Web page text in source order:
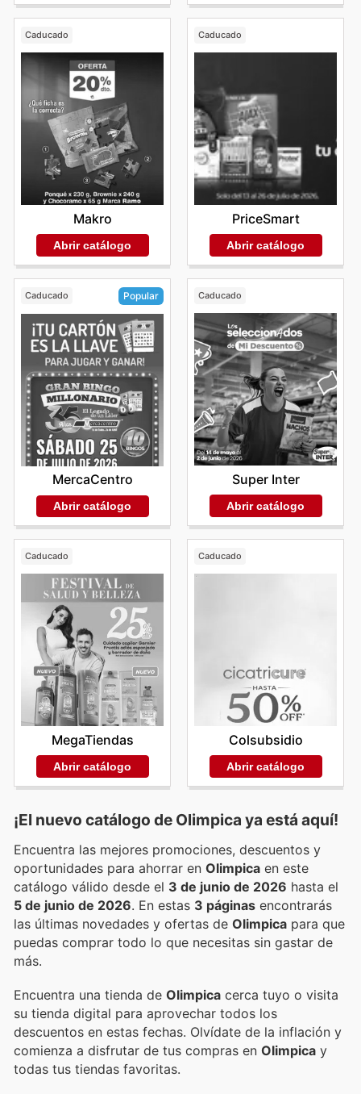
Caducado
Makro
Abrir catálogo
Caducado
PriceSmart
Abrir catálogo
Caducado Popular
MercaCentro
Abrir catálogo
Caducado
Super Inter
Abrir catálogo
Caducado
MegaTiendas
Abrir catálogo
Caducado
Colsubsidio
Abrir catálogo
¡El nuevo catálogo de Olimpica ya está aquí!
Encuentra las mejores promociones, descuentos y
oportunidades para ahorrar en Olimpica en este
catálogo válido desde el 3 de junio de 2026 hasta el
5 de junio de 2026 . En estas 3 páginas encontrarás
las últimas novedades y ofertas de Olimpica para que
puedas comprar todo lo que necesitas sin gastar de
más.
Encuentra una tienda de Olimpica cerca tuyo o visita
su tienda digital para aprovechar todos los
descuentos en estas fechas. Olvídate de la inflación y
comienza a disfrutar de tus compras en Olimpica y
todas tus tiendas favoritas.